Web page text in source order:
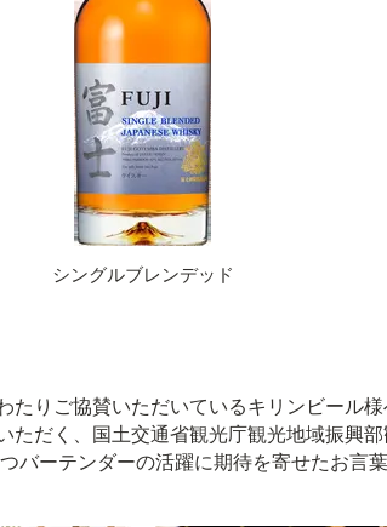
シングルブレンデッド
りご協賛いただいているキリンビール様
ただく、国土交通省観光庁観光地域振興
バーテンダーの活躍に期待を寄せたお言